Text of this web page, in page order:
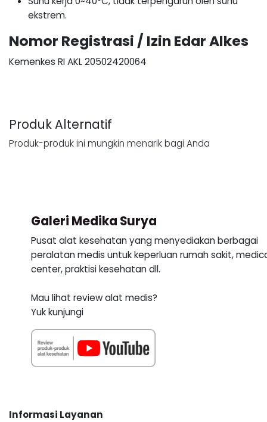
ekstrem.
Nomor Registrasi / Izin Edar Alkes
Kemenkes RI AKL 20502420064
Produk Alternatif
Produk-produk ini mungkin menarik bagi Anda
Galeri Medika Surya
Pusat alat kesehatan yang menyediakan berbagai
peralatan medis untuk keperluan rumah sakit,
center, praktisi kesehatan dll.
Mau lihat review alat medis?
Yuk kunjungi
Informasi Layanan